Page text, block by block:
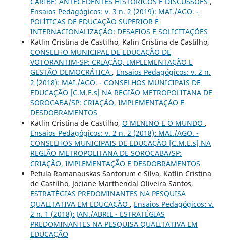
Ensaios Pedagógicos: v. 3 n. 2 (2019): MAI./AGO. -
POLÍTICAS DE EDUCAÇÃO SUPERIOR E
INTERNACIONALIZAÇÃO: DESAFIOS E SOLICITAÇÕES
Katlin Cristina de Castilho, Kalin Cristina de Castilho,
CONSELHO MUNICIPAL DE EDUCAÇÃO DE
VOTORANTIM-SP: CRIAÇÃO, IMPLEMENTAÇÃO E
GESTÃO DEMOCRÁTICA , Ensaios Pedagógicos: v. 2 n.
2 (2018): MAI./AGO. - CONSELHOS MUNICIPAIS DE
EDUCAÇÃO [C.M.E.s] NA REGIÃO METROPOLITANA DE
SOROCABA/SP: CRIAÇÃO, IMPLEMENTAÇÃO E
DESDOBRAMENTOS
Katlin Cristina de Castilho, O MENINO E O MUNDO ,
Ensaios Pedagógicos: v. 2 n. 2 (2018): MAI./AGO. -
CONSELHOS MUNICIPAIS DE EDUCAÇÃO [C.M.E.s] NA
REGIÃO METROPOLITANA DE SOROCABA/SP:
CRIAÇÃO, IMPLEMENTAÇÃO E DESDOBRAMENTOS
Petula Ramanauskas Santorum e Silva, Katlin Cristina
de Castilho, Jociane Marthendal Oliveira Santos,
ESTRATÉGIAS PREDOMINANTES NA PESQUISA
QUALITATIVA EM EDUCAÇÃO , Ensaios Pedagógicos: v.
2 n. 1 (2018): JAN./ABRIL - ESTRATÉGIAS
PREDOMINANTES NA PESQUISA QUALITATIVA EM
EDUCAÇÃO